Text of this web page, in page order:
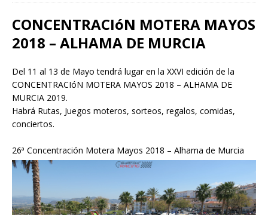
CONCENTRACIóN MOTERA MAYOS
2018 – ALHAMA DE MURCIA
Del 11 al 13 de Mayo tendrá lugar en la XXVI edición de la
CONCENTRACIóN MOTERA MAYOS 2018 – ALHAMA DE
MURCIA 2019.
Habrá Rutas, Juegos moteros, sorteos, regalos, comidas,
conciertos.
26ª Concentración Motera Mayos 2018 – Alhama de Murcia